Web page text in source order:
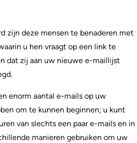
zijn deze mensen te benaderen met
u hen vraagt op een link te
dat zij aan uw nieuwe e-maillijst
enorm aantal e-mails op uw
om te kunnen beginnen; u kunt
van slechts een paar e-mails en in
manieren gebruiken om uw